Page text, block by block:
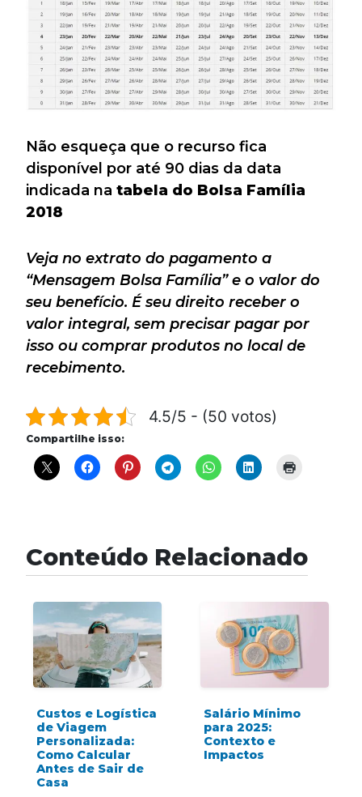
Não esqueça que o recurso fica
disponível por até 90 dias da data
indicada na tabela do Bolsa Família
2018
Veja no extrato do pagamento a
“Mensagem Bolsa Família” e o valor do
seu benefício. É seu direito receber o
valor integral, sem precisar pagar por
isso ou comprar produtos no local de
recebimento.
4.5/5 - (50 votos)
Compartilhe isso:
Conteúdo Relacionado
Custos e Logística
de Viagem
Personalizada:
Como Calcular
Antes de Sair de
Casa
Salário Mínimo
para 2025:
Contexto e
Impactos